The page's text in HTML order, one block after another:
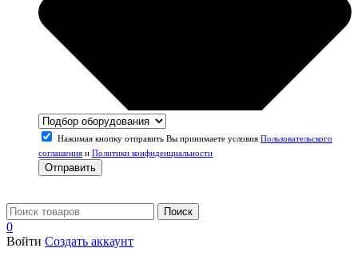
Нажимая кнопку отправить Вы принимаете условия Пользовательского
соглашения и Политики конфиденциальности
Отправить
Поиск
0
Войти Создать аккаунт